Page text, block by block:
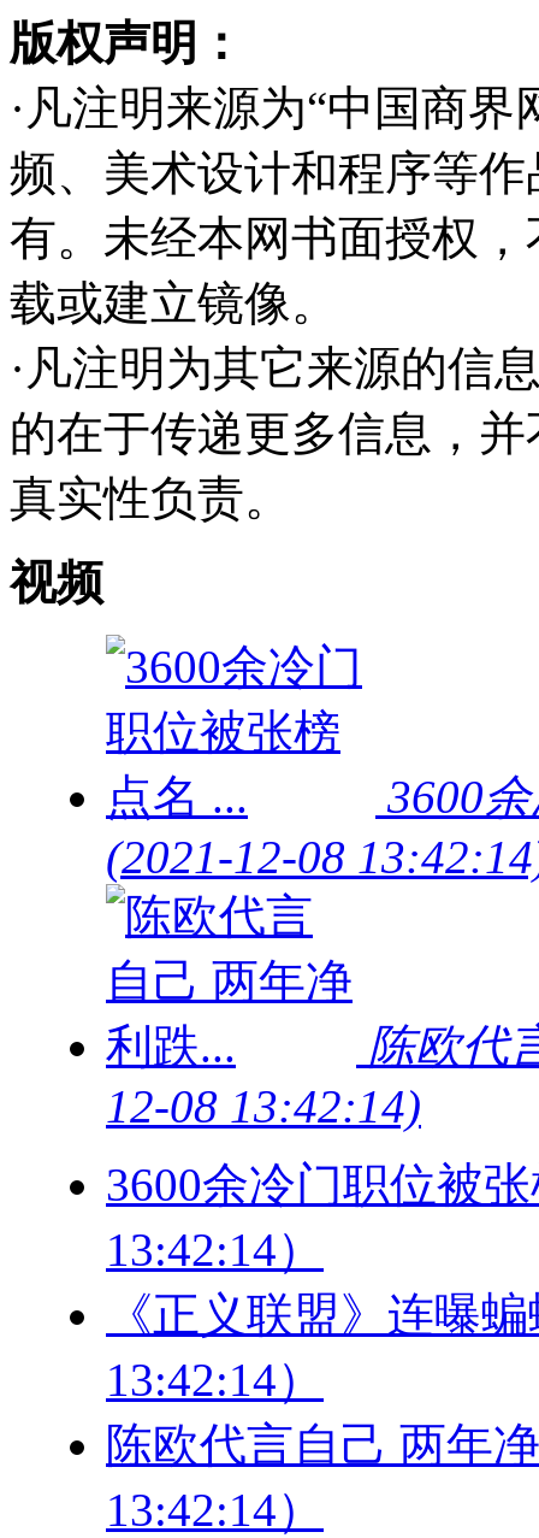
版权声明：
·凡注明来源为“中国商
频、美术设计和程序等
有。未经本网书面授权
载或建立镜像。
·凡注明为其它来源的信
的在于传递更多信息，
真实性负责。
视频
3600
(2021-12-08
陈欧代
12-08 13:42:14)
3600余冷门职位被
13:42:14）
《正义联盟》连曝
13:42:14）
陈欧代言自己 两年
13:42:14）